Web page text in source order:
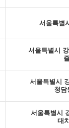
서울특별
서울특별시
서울특별시
청담
서울특별시
대